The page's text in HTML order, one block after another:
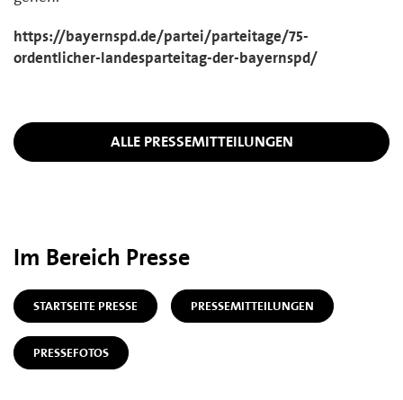
https://bayernspd.de/partei/parteitage/75-
ordentlicher-landesparteitag-der-bayernspd/
ALLE PRESSEMITTEILUNGEN
Im Bereich Presse
STARTSEITE PRESSE PRESSEMITTEILUNGEN
PRESSEFOTOS